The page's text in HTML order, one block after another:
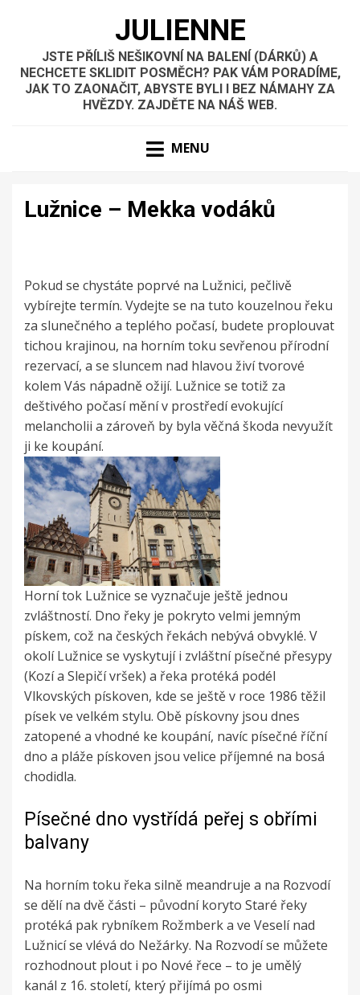
JULIENNE
JSTE PŘÍLIŠ NEŠIKOVNÍ NA BALENÍ (DÁRKŮ) A
NECHCETE SKLIDIT POSMĚCH? PAK VÁM PORADÍME,
JAK TO ZAONAČIT, ABYSTE BYLI I BEZ NÁMAHY ZA
HVĚZDY. ZAJDĚTE NA NÁŠ WEB.
MENU
Lužnice – Mekka vodáků
Pokud se chystáte poprvé na Lužnici, pečlivě
vybírejte termín. Vydejte se na tuto kouzelnou řeku
za slunečného a teplého počasí, budete proplouvat
tichou krajinou, na horním toku sevřenou přírodní
rezervací, a se sluncem nad hlavou živí tvorové
kolem Vás nápadně ožijí. Lužnice se totiž za
deštivého počasí mění v prostředí evokující
melancholii a zároveň by byla věčná škoda nevyužít
ji ke koupání.
Horní tok Lužnice se vyznačuje ještě jednou
zvláštností. Dno řeky je pokryto velmi jemným
pískem, což na českých řekách nebývá obvyklé. V
okolí Lužnice se vyskytují i zvláštní písečné přesypy
(Kozí a Slepičí vršek) a řeka protéká podél
Vlkovských pískoven, kde se ještě v roce 1986 těžil
písek ve velkém stylu. Obě pískovny jsou dnes
zatopené a vhodné ke koupání, navíc písečné říční
dno a pláže pískoven jsou velice příjemné na bosá
chodidla.
Písečné dno vystřídá peřej s obřími
balvany
Na horním toku řeka silně meandruje a na Rozvodí
se dělí na dvě části – původní koryto Staré řeky
protéká pak rybníkem Rožmberk a ve Veselí nad
Lužnicí se vlévá do Nežárky. Na Rozvodí se můžete
rozhodnout plout i po Nové řece – to je umělý
kanál z 16. století, který přijímá po osmi